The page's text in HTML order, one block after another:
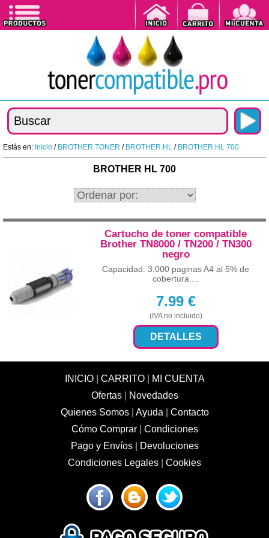
Estás en: Inicio / BROTHER TONER / BROTHER HL / BROTHER HL 700
BROTHER HL 700
Cartucho de toner compatible
Brother TN8000 / TN200 / TN300
negro
Capacidad: 3.000 paginas A4 al 5% de
cobertura....
7.99€
(IVA no incluido)
DETALLES
INICIO| CARRITO|
MI CUENTA
Ofertas|
Novedades
Quienes Somos| Ayuda
Contacto
Cómo Comprar| Condiciones
Pago y Envíos|
Devoluciones
Condiciones Legales
Cookies